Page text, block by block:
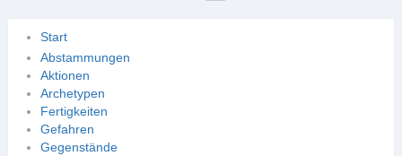
Start
Abstammungen
Aktionen
Archetypen
Fertigkeiten
Gefahren
Gegenstände